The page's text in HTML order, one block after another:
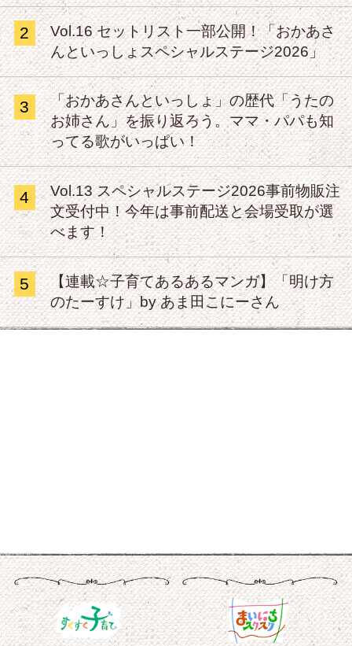
2
Vol.16 セットリスト一部公開！「おかあさ
んといっしょスペシャルステージ2026」
3
「おかあさんといっしょ」の歴代「うたの
お姉さん」を振り返ろう。ママ・パパも知
ってる歌がいっぱい！
4
Vol.13 スペシャルステージ2026事前物販注
文受付中！今年は事前配送と会場受取が選
べます！
5
【連載☆子育てあるあるマンガ】「明け方
のたーすけ」by あま田こにーさん